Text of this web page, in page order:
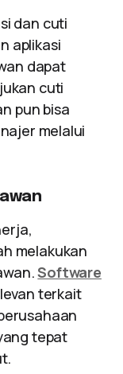
dan cuti
aplikasi
dapat
cuti
pun bisa
melalui
melakukan
Software
terkait
tepat